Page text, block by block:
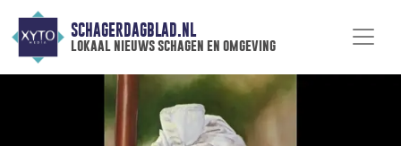
SCHAGERDAGBLAD.NL
lokaal nieuws schagen en omgeving